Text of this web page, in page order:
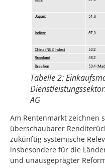
Tabelle 2:
AG
Am Rentenmarkt zeichnen
überschaubarer
zukünftig systemische
insbesondere für die
und unausgeprägter